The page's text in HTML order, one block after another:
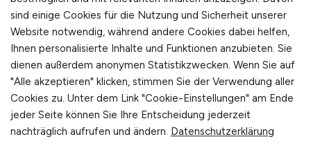
und erhalten dadurch eine strukturierte
Übersicht über relevante Ausschreibungen.
Diese gezielte Vorgehensweise spart Zeit und
sorgt dafür, dass Pflegekräfte sich frühzeitig auf
passende Positionen konzentrieren können.
Besonders für Bewerber, die berufliche Ziele
klar definieren möchten, bietet ein Jobfinder
eine transparente Möglichkeit, sich im
sind einige Cookies für die Nutzung und Sicherheit unserer
Website notwendig, während andere Cookies dabei helfen,
Ihnen personalisierte Inhalte und Funktionen anzubieten. Sie
dienen außerdem anonymen Statistikzwecken. Wenn Sie auf
"Alle akzeptieren" klicken, stimmen Sie der Verwendung aller
Cookies zu. Unter dem Link "Cookie-Einstellungen" am Ende
jeder Seite können Sie Ihre Entscheidung jederzeit
nachträglich aufrufen und ändern. Datenschutzerklärung